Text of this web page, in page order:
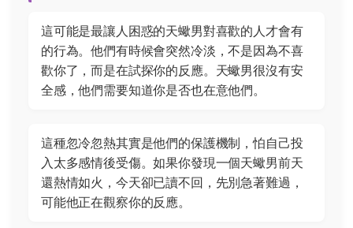
這可能是最讓人困惑的天蠍男對喜歡的人才會有
的行為。他們有時候會突然冷淡，不是因為不喜
歡你了，而是在試探你的反應。天蠍男很沒有安
全感，他們需要知道你是否也在意他們。
這種忽冷忽熱其實是他們的保護機制，怕自己投
入太多感情後受傷。如果你發現一個天蠍男前天
還熱情如火，今天卻已讀不回，先別急著難過，
可能他正在觀察你的反應。